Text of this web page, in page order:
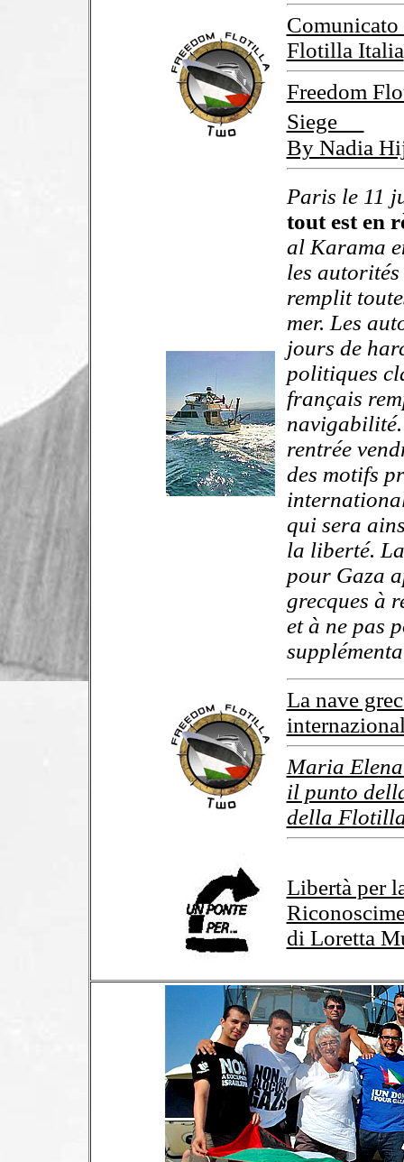
Flotilla Italia
Freedom
Siege
By Nadia
Paris le 11
tout est en
al Karama
les
remplit
mer. Les
jours de
politiques
français
navigabilité.
rentrée
des motifs
qui sera
la liberté.
pour Gaza
grecques à
et à ne pas
La nave
Maria
il punto
della
Libertà per
di Loretta